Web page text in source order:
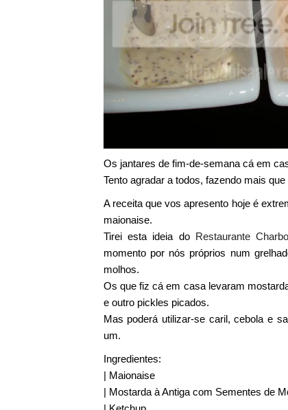
Os jantares de fim-de-semana cá em
Tento agradar a todos, fazendo mais
A receita que vos apresento hoje é
maionaise.
Tirei esta ideia do Restaurante
momento por nós próprios num
molhos.
Os que fiz cá em casa levaram
e outro pickles picados.
Mas poderá utilizar-se caril, cebola e
um.
Ingredientes:
| Maionaise
| Mostarda à Antiga com Sementes de